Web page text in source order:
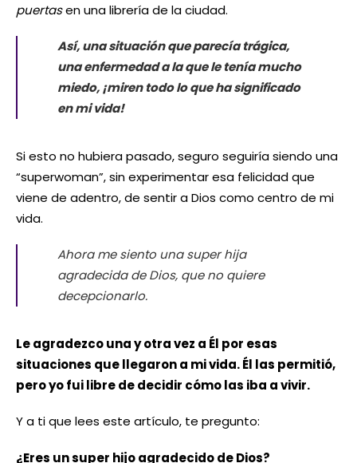
puertasen una librería de la ciudad.
Así, una situación que parecía trágica,
una enfermedad a la que le tenía mucho
miedo, ¡miren todo lo que ha significado
en mi vida!
Si esto no hubiera pasado, seguro seguiría siendo una
“superwoman”, sin experimentar esa felicidad que
viene de adentro, de sentir a Dios como centro de mi
vida.
Ahora me siento una super hija
agradecida de Dios, que no quiere
decepcionarlo.
Le agradezco una y otra vez a Él por esas
situaciones que llegaron a mi vida. Él las permitió,
pero yo fui libre de decidir cómo las iba a vivir.
Y a ti que lees este artículo, te pregunto:
¿Eres un super hijo agradecido de Dios?